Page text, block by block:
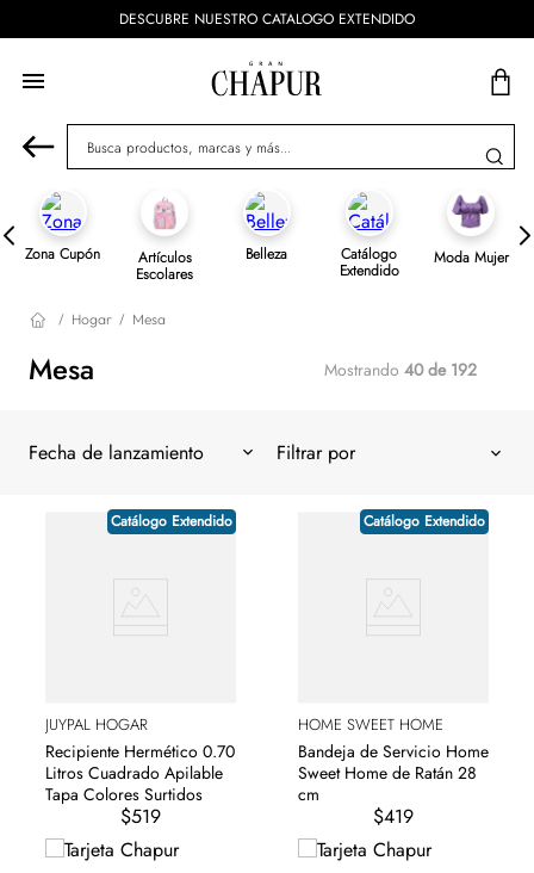
ENVÍOS GRATIS A PARTIR DE $799 🇲🇽
Busca productos, marcas y más...
Zona Cupón Artículos
Escolares
Belleza Catálogo
Extendido
Moda Mujer
Hogar Mesa
Mesa Mostrando 40 de 192
Fecha de lanzamiento
Catálogo Extendido
JUYPAL HOGAR
Recipiente Hermético 0.70
Litros Cuadrado Apilable
Tapa Colores Surtidos
$519
Catálogo Extendido
HOME SWEET HOME
Bandeja de Servicio Home
Sweet Home de Ratán 28
cm
$419